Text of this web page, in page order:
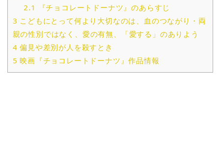
2.1
『チョコレートドーナツ』のあらすじ
3 こどもにとって何より大切なのは、血のつながり・両
親の性別ではなく、愛の有無、「愛する」のありよう
4 偏見や差別が人を殺すとき
5 映画『チョコレートドーナツ』作品情報